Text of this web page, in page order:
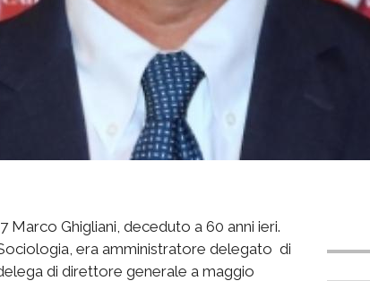
Ghigliani, deceduto a 60 anni ieri.
era amministratore delegato di
di direttore generale a maggio